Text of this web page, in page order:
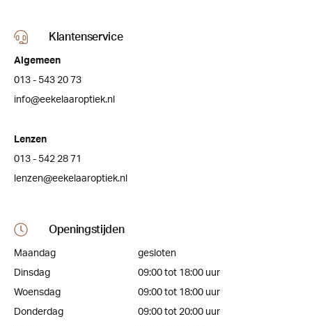
Klantenservice
Algemeen
013 - 543 20 73
info@eekelaaroptiek.nl
Lenzen
013 - 542 28 71
lenzen@eekelaaroptiek.nl
Openingstijden
Maandag
gesloten
Dinsdag
09:00 tot 18:00 uur
Woensdag
09:00 tot 18:00 uur
Donderdag
09:00 tot 20:00 uur